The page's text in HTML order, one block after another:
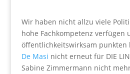
Wir haben nicht allzu viele
hohe Fachkompetenz verfügen
öffentlichkeitswirksam punkten
De Masi nicht erneut für DIE
Sabine Zimmermann nicht